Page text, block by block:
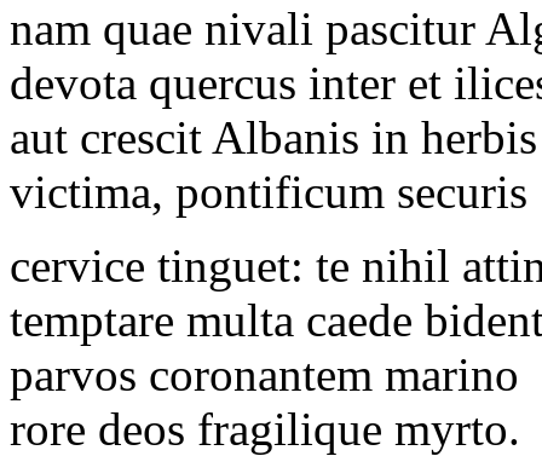
nam quae nivali pascitur
devota quercus inter et
aut crescit Albanis in herbis
victima, pontificum securis
cervice tinguet: te nihil
temptare multa caede
parvos coronantem marino
rore deos fragilique myrto.